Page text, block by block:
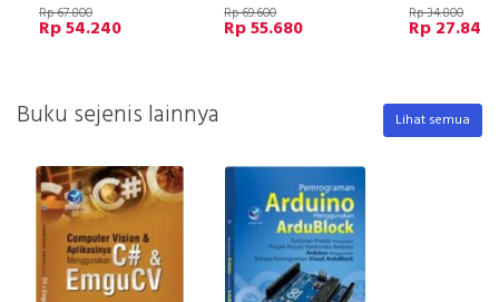
Rp 67.800
Rp 54.240
Rp 69.600
Rp 55.680
Rp 34.800
Rp 27.840
Buku sejenis lainnya Lihat semua